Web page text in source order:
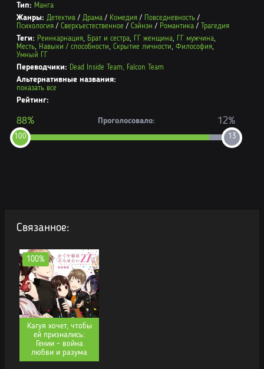
Тип: Манга
Жанры: Детектив / Драма / Комедия / Повседневность /
Психология / Сверхъестественное / Сэйнэн / Романтика / Трагедия
Теги: Реинкарнация Брат и сестра ГГ женщина ГГ мужчина
Месть
Навыки / способности Скрытие личности Философия
Умный ГГ
Переводчики: Dead Inside Team, Falcon Team
Альтернативные названия:
показать все
Рейтинг:
100
88% Проголосовало:
13
12%
Связанное:
100%
Кагуя хочет, чтобы
ей признались:
Гении - война
любви и разума